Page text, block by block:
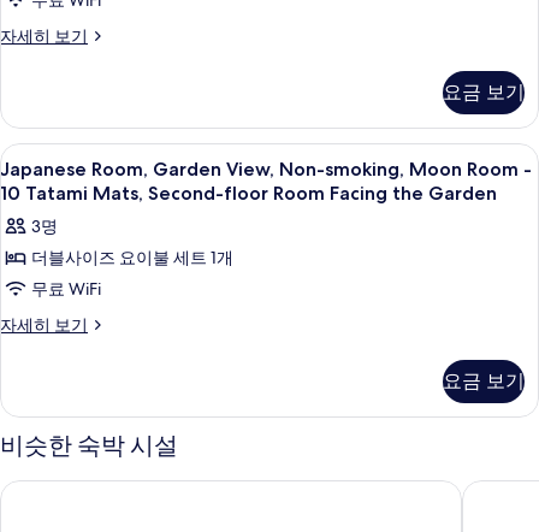
두
AOI)
자
세
기
Ground
Facing
the
Garden,
Six
Tatami
Mats
사
진
보
기
자세히 보기
Japanese
Non-
smoking,
Ground
Floor
Facing
the
Garden,
Six
Tatami
Mats
히
기
요금 보기
Japanese
Room,
Garden
View,
Non-
smoking,
Moon
10
Tatami
Mats,
Second-
7
Japanese Room, Garden View, Non-smoking, Moon Room -
10 Tatami Mats, Second-floor Room Facing the Garden
3명
더블사이즈 요이불 세트 1개
무료 WiFi
자세히 보기
Japanese
Non-
smoking,
Moon
Room
-
요금 보기
비슷한 숙박 시설
카덴쇼, 아라시야마 온센, 교토 - 교리츠 리조트 호카이